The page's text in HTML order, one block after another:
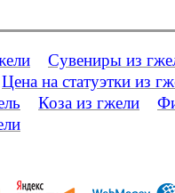
Сувениры из
Цена на статуэтки из
Коза из гжели